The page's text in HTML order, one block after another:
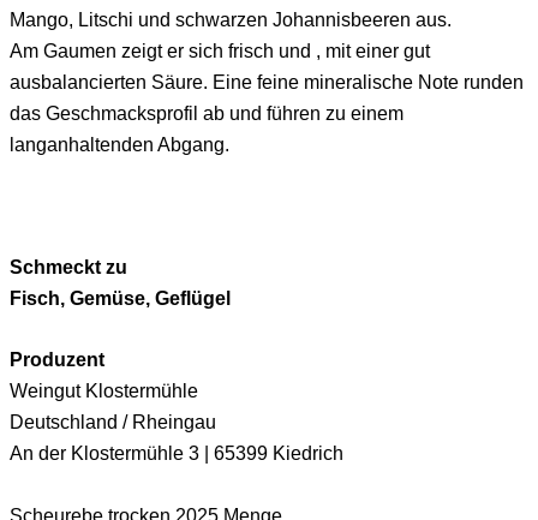
Mango, Litschi und schwarzen Johannisbeeren aus.
Am Gaumen zeigt er sich frisch und , mit einer gut
ausbalancierten Säure. Eine feine mineralische Note runden
das Geschmacksprofil ab und führen zu einem
langanhaltenden Abgang.
Schmeckt zu
Fisch, Gemüse, Geflügel
Produzent
Weingut Klostermühle
Deutschland / Rheingau
An der Klostermühle 3 | 65399 Kiedrich
Scheurebe trocken 2025 Menge